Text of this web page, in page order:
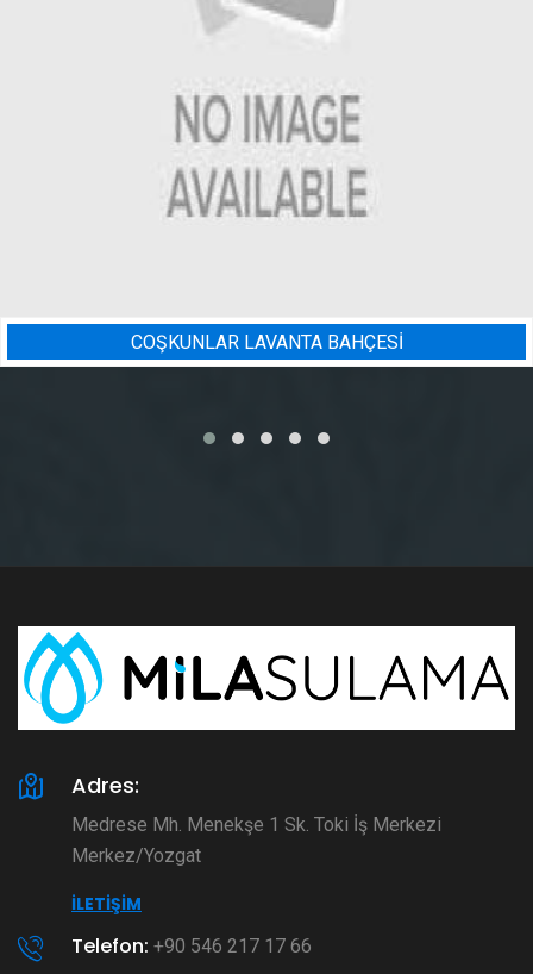
BADEM BAHÇESI
Adres:
Medrese Mh. Menekşe 1 Sk. Toki İş Merkezi
Merkez/Yozgat
İLETIŞIM
Telefon: +90 546 217 17 66